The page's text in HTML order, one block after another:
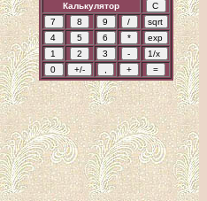
Калькулятор